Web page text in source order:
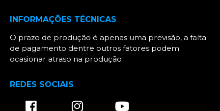
INFORMAÇÕES TÉCNICAS
O prazo de produção é apenas uma previsão, a falta
de pagamento dentre outros fatores podem
ocasionar atraso na produção
REDES SOCIAIS